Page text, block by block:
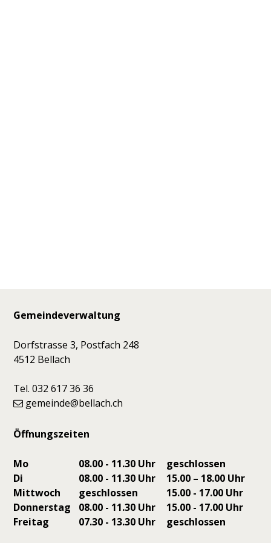
Footer
Gemeindeverwaltung
Dorfstrasse 3, Postfach 248
4512 Bellach
Tel. 032 617 36 36
gemeinde@bellach.ch
Öffnungszeiten
Mo 08.00 - 11.30 Uhr
geschlossen
Di
08.00 - 11.30 Uhr
15.00 – 18.00 Uhr
Mittwoch
geschlossen
15.00 - 17.00 Uhr
Donnerstag
08.00 - 11.30 Uhr
15.00 - 17.00 Uhr
Freitag
07.30 - 13.30 Uhr geschlossen